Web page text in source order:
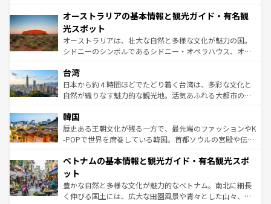
文化が魅力。旅行者はアメリカの各地域で異なる魅力を楽
しみながら、その多様性と豊かな歴史を感じることができ
るだろう。車でのロードトリップや列車の旅も、アメリカ
ならではの贅沢な旅のスタイルだ。 なお、新着のアメリカ
情報は コンテンツ一覧 を参照してほしい。
ワイ島は見逃せない。また、定番の観光地といえばオアフ
島だが、静かな自然を求めるならマウイ島やカウアイ島が
おすすめ。エメラルドグリーンに輝く海をはじめ、豊かな
文化や歴史が息づいている。「アロハスピリット」と呼ば
人々、おいしいローカルフードやハワイアンミュージッ
ク、伝統的なフラダンスなど、すべてがハワイの魅力を彩
っている。訪れるたびに新しい発見と感動が待っているハ
はコンテンツ一覧
オーストラリアの基本情報と観光ガイド・有名観
光スポット
オーストラリアは、壮大な自然と多様な文化が魅力の国。
シドニーのシンボルであるシドニー・オペラハウス、オー
リアリーフや大陸中央部にそびえるウルル（エアーズロッ
ク）、タスマニアの美しい原生林やケアンズの熱帯雨林な
ど、見どころがたくさん。また、カフェやワイン、オージ
いる。アクティビティも充実しており、サーフィンやダイ
ビング、ハイキングなど、アウトドア好きにはたまらな
い。オーストラリアの多彩な魅力を存分に味わいつくそ
参照してほしい。
台湾
日本から約４時間ほどでたどり着く台湾は、多彩な文化と
自然が織りなす魅力的な観光地。活気あふれる大都市の台
ン）、静ひつな山岳地帯である台湾東部など、都市の喧騒
と山間の静けさが共存しており、訪れる人に新しい発見と
驚きをもたらしてくれる。また、奥深い台湾の食文化も魅
容にもいいと評判のスイーツなど、バラエティ豊かな料理
照してほしい。
韓国
歴史ある王朝文化が残る一方で、最先端のファッションやK
-POPで世界を席巻している韓国。首都ソウルの宮殿や伝統
き、地方に足を延ばせば四季折々の自然美を楽しむことが
できる。そして、キムチや焼肉、絶品のストリートフード
まで、さまざまな韓国料理が待っている。夜には、韓国な
らではのナイトライフも堪能できる。あたたかいホスピタ
ベトナムの基本情報と観光ガイド・有名観光スポ
ット
豊かな自然と多様な文化が魅力的なベトナム。南北に細長
く伸びる国土には、広大な田園風景や青々とした山々、世